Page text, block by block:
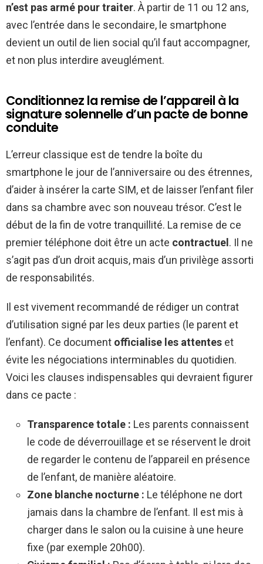
n’est pas armé pour traiter. À partir de 11 ou 12 ans,
avec l’entrée dans le secondaire, le smartphone
devient un outil de lien social qu’il faut accompagner,
et non plus interdire aveuglément.
Conditionnez la remise de l’appareil à la
signature solennelle d’un pacte de bonne
conduite
L’erreur classique est de tendre la boîte du
smartphone le jour de l’anniversaire ou des étrennes,
d’aider à insérer la carte SIM, et de laisser l’enfant filer
dans sa chambre avec son nouveau trésor. C’est le
début de la fin de votre tranquillité. La remise de ce
premier téléphone doit être un acte contractuel. Il ne
s’agit pas d’un droit acquis, mais d’un privilège assorti
de responsabilités.
Il est vivement recommandé de rédiger un contrat
d’utilisation signé par les deux parties (le parent et
l’enfant). Ce document officialise les attentes et
évite les négociations interminables du quotidien.
Voici les clauses indispensables qui devraient figurer
dans ce pacte :
Transparence totale : Les parents connaissent
le code de déverrouillage et se réservent le droit
de regarder le contenu de l’appareil en présence
de l’enfant, de manière aléatoire.
Zone blanche nocturne : Le téléphone ne dort
jamais dans la chambre de l’enfant. Il est mis à
charger dans le salon ou la cuisine à une heure
fixe (par exemple 20h00).